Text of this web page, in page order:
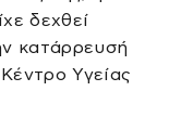
δεχθεί
κατάρρευσή
Υγείας